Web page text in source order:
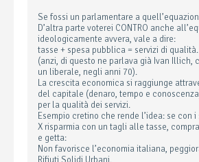
Se fossi un parlamentare a
D’altra parte voterei CONTRO anche
ideologicamente avvera, vale a dire:
tasse + spesa pubblica = servizi di qualità.
(anzi, di questo ne parlava già Ivan Illich,
un liberale, negli anni 70).
La crescita economica si raggiunge
del capitale (denaro, tempo e
per la qualità dei servizi.
Esempio cretino che rende l’idea: se con
X risparmia con un tagli alle tasse,
e getta:
Non favorisce l’economia italiana,